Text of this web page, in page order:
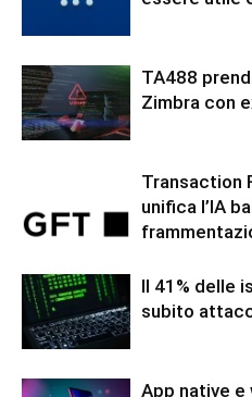
TA488
Zimbra con
Transaction
unifica l’IA
Il 41% delle
subito
App native e